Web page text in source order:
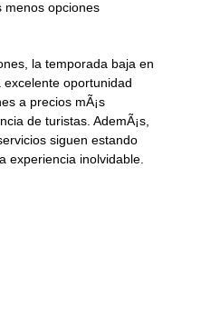
menos opciones
la temporada baja en
oportunidad
a precios mÃ¡s
de turistas. AdemÃ¡s,
siguen estando
experiencia inolvidable.